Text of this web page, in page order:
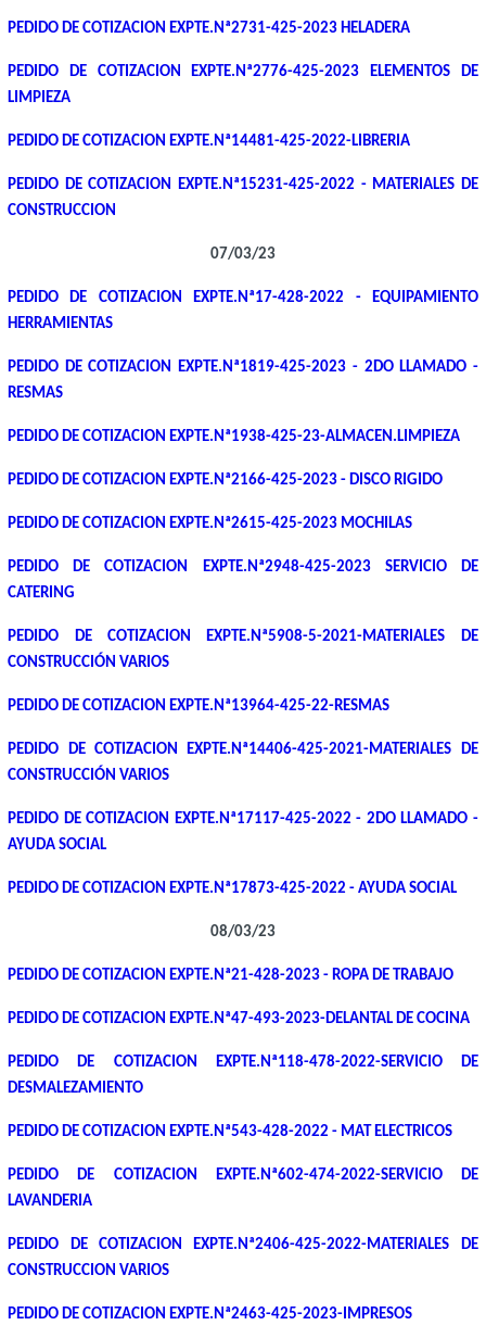
PEDIDO DE COTIZACION EXPTE.Nª2731-425-2023 HELADERA
PEDIDO DE COTIZACION EXPTE.Nª2776-425-2023 ELEMENTOS DE
LIMPIEZA
PEDIDO DE COTIZACION EXPTE.Nª14481-425-2022-LIBRERIA
PEDIDO DE COTIZACION EXPTE.Nª15231-425-2022 - MATERIALES DE
CONSTRUCCION
07/03/23
PEDIDO DE COTIZACION EXPTE.Nª17-428-2022 - EQUIPAMIENTO
HERRAMIENTAS
PEDIDO DE COTIZACION EXPTE.Nª1819-425-2023 - 2DO LLAMADO -
RESMAS
PEDIDO DE COTIZACION EXPTE.Nª1938-425-23-ALMACEN.LIMPIEZA
PEDIDO DE COTIZACION EXPTE.Nª2166-425-2023 - DISCO RIGIDO
PEDIDO DE COTIZACION EXPTE.Nª2615-425-2023 MOCHILAS
PEDIDO DE COTIZACION EXPTE.Nª2948-425-2023 SERVICIO DE
CATERING
PEDIDO DE COTIZACION EXPTE.Nª5908-5-2021-MATERIALES DE
CONSTRUCCIÓN VARIOS
PEDIDO DE COTIZACION EXPTE.Nª13964-425-22-RESMAS
PEDIDO DE COTIZACION EXPTE.Nª14406-425-2021-MATERIALES DE
CONSTRUCCIÓN VARIOS
PEDIDO DE COTIZACION EXPTE.Nª17117-425-2022 - 2DO LLAMADO -
AYUDA SOCIAL
PEDIDO DE COTIZACION EXPTE.Nª17873-425-2022 - AYUDA SOCIAL
08/03/23
PEDIDO DE COTIZACION EXPTE.Nª21-428-2023 - ROPA DE TRABAJO
PEDIDO DE COTIZACION EXPTE.Nª47-493-2023-DELANTAL DE COCINA
PEDIDO DE COTIZACION EXPTE.Nª118-478-2022-SERVICIO DE
DESMALEZAMIENTO
PEDIDO DE COTIZACION EXPTE.Nª543-428-2022 - MAT ELECTRICOS
PEDIDO DE COTIZACION EXPTE.Nª602-474-2022-SERVICIO DE
LAVANDERIA
PEDIDO DE COTIZACION EXPTE.Nª2406-425-2022-MATERIALES DE
CONSTRUCCION VARIOS
PEDIDO DE COTIZACION EXPTE.Nª2463-425-2023-IMPRESOS